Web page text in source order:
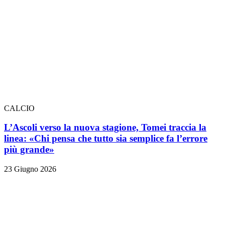
CALCIO
L’Ascoli verso la nuova stagione, Tomei traccia la
linea: «Chi pensa che tutto sia semplice fa l’errore
più grande»
23 Giugno 2026